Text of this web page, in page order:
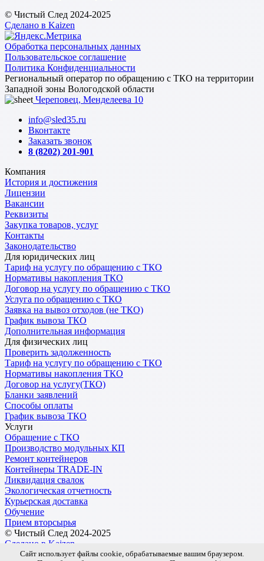
© Чистый След 2024-2025
Сделано в Kaizen
Обработка персональных данных
Пользовательское соглашение
Политика Конфиденциальности
Региональный оператор по обращению с ТКО на территории
Западной зоны Вологодской области
Череповец, Менделеева 10
info@sled35.ru
Вконтакте
Заказать звонок
8 (8202) 201-901
Компания
История и достижения
Лицензии
Вакансии
Реквизиты
Закупка товаров, услуг
Контакты
Законодательство
Для юридических лиц
Тариф на услугу по обращению с ТКО
Нормативы накопления ТКО
Договор на услугу по обращению с ТКО
Услуга по обращению с ТКО
Заявка на вывоз отходов (не ТКО)
График вывоза ТКО
Дополнительная информация
Для физических лиц
Проверить задолженность
Тариф на услугу по обращению с ТКО
Нормативы накопления ТКО
Договор на услугу(ТКО)
Бланки заявлений
Способы оплаты
График вывоза ТКО
Услуги
Обращение с ТКО
Производство модульных КП
Ремонт контейнеров
Контейнеры TRADE-IN
Ликвидация свалок
Экологическая отчетность
Курьерская доставка
Обучение
Прием вторсырья
© Чистый След 2024-2025
Сделано в Kaizen
Сайт использует файлы cookie, обрабатываемые вашим браузером.